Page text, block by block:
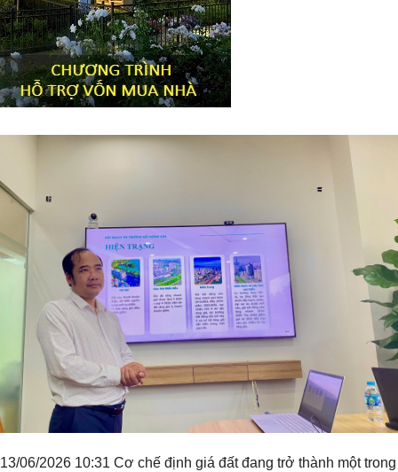
13/06/2026 10:31 Cơ chế định giá đất đang trở thành một trong